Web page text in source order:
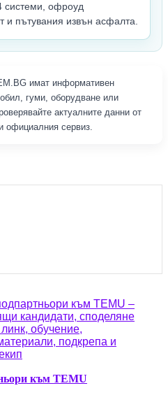
системи, офроуд
и пътувания извън асфалта.
имат информативен
гуми, оборудване или
актуалните данни от
официалния сервиз.
към TEMU